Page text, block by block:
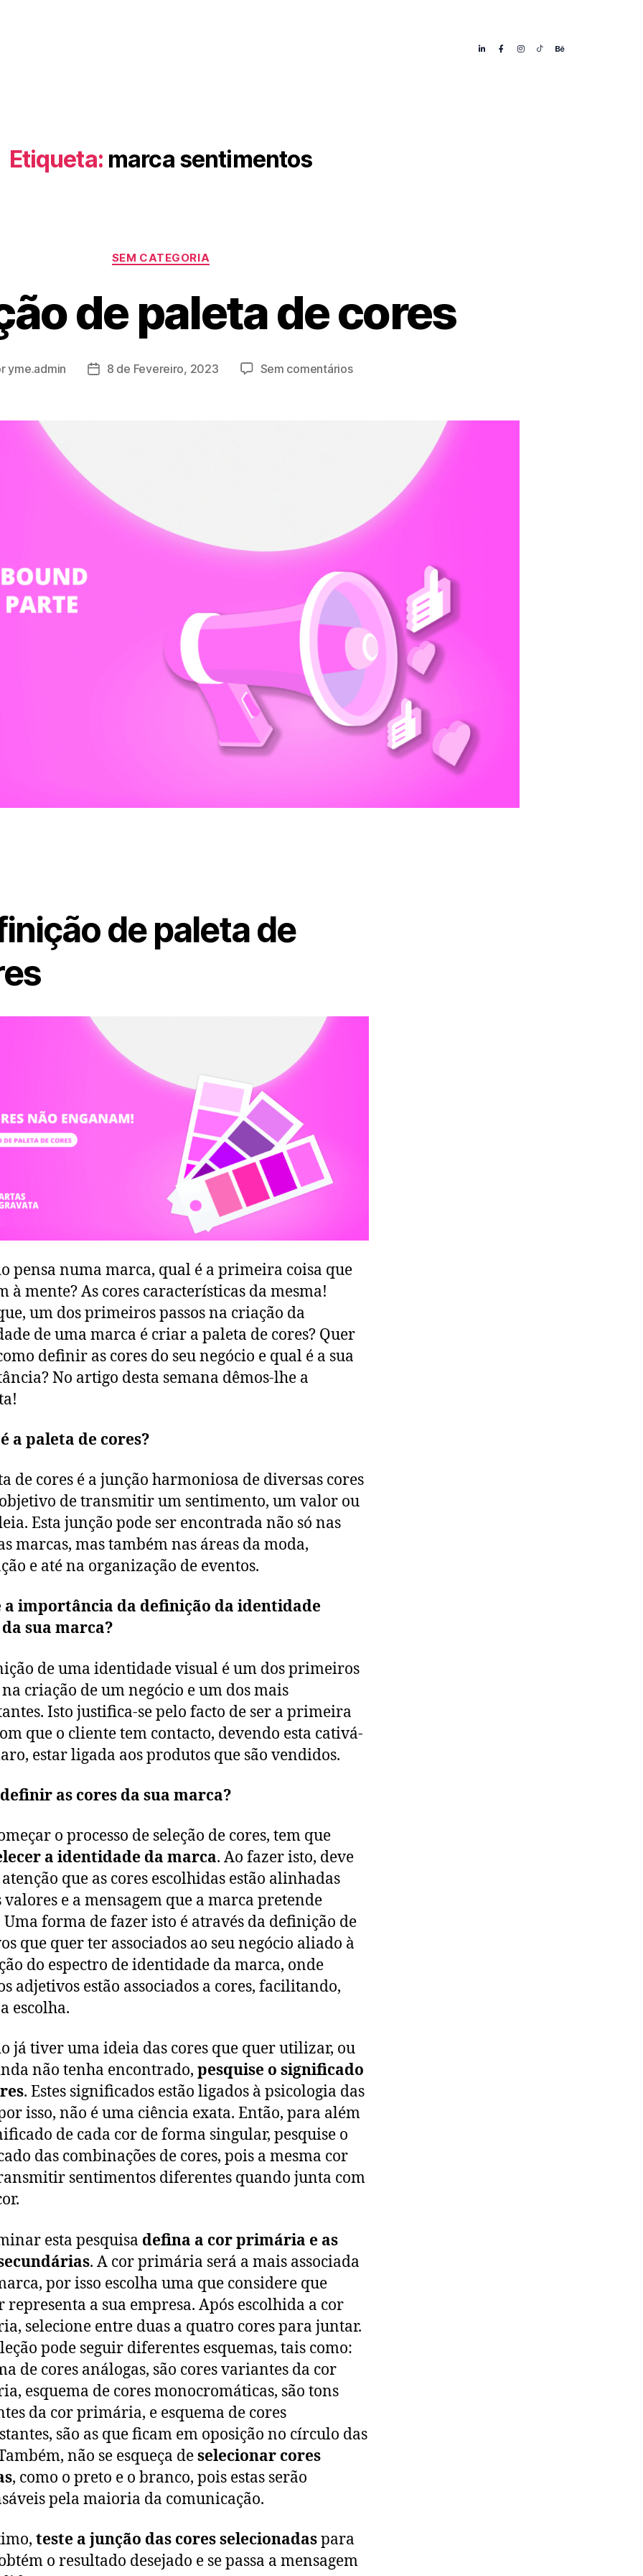
Etiqueta: marca sentimentos
SEM CATEGORIA
de paleta de cores
yme.admin 8 de Fevereiro, 2023 Sem comentários
de paleta de
pensa numa marca, qual é a primeira coisa que
à mente? As cores características da mesma!
um dos primeiros passos na criação da
de uma marca é criar a paleta de cores? Quer
definir as cores do seu negócio e qual é a sua
No artigo desta semana dêmos-lhe a
a paleta de cores?
de cores é a junção harmoniosa de diversas cores
de transmitir um sentimento, um valor ou
Esta junção pode ser encontrada não só nas
marcas, mas também nas áreas da moda,
e até na organização de eventos.
a importância da definição da identidade
sua marca?
de uma identidade visual é um dos primeiros
na criação de um negócio e um dos mais
Isto justifica-se pelo facto de ser a primeira
que o cliente tem contacto, devendo esta cativá-
estar ligada aos produtos que são vendidos.
as cores da sua marca?
o processo de seleção de cores, tem que
a identidade da marca. Ao fazer isto, deve
que as cores escolhidas estão alinhadas
valores e a mensagem que a marca pretende
Uma forma de fazer isto é através da definição de
que quer ter associados ao seu negócio aliado à
do espectro de identidade da marca, onde
adjetivos estão associados a cores, facilitando,
escolha.
já tiver uma ideia das cores que quer utilizar, ou
não tenha encontrado, pesquise o significado
. Estes significados estão ligados à psicologia das
isso, não é uma ciência exata. Então, para além
de cada cor de forma singular, pesquise o
das combinações de cores, pois a mesma cor
sentimentos diferentes quando junta com
esta pesquisa defina a cor primária e as
. A cor primária será a mais associada
por isso escolha uma que considere que
representa a sua empresa. Após escolhida a cor
selecione entre duas a quatro cores para juntar.
pode seguir diferentes esquemas, tais como:
de cores análogas, são cores variantes da cor
esquema de cores monocromáticas, são tons
da cor primária, e esquema de cores
são as que ficam em oposição no círculo das
não se esqueça deselecionar cores
, como o preto e o branco, pois estas serão
pela maioria da comunicação.
teste a junção das cores selecionadaspara
o resultado desejado e se passa a mensagem